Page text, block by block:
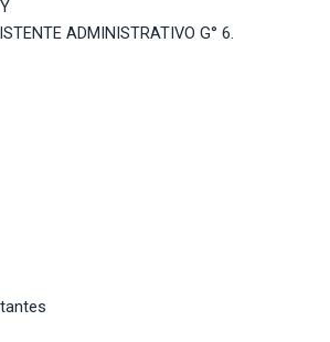
ADMINISTRATIVO G° 6.